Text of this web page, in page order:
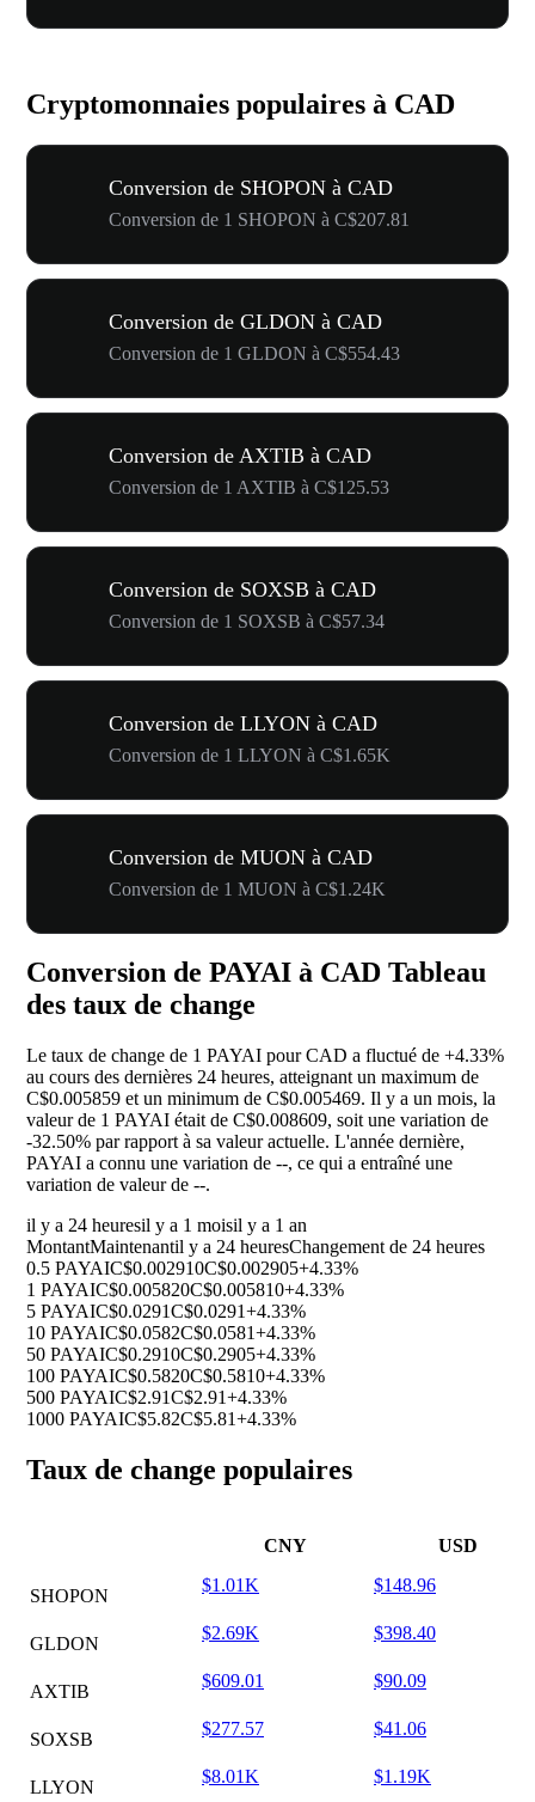
Cryptomonnaies populaires à CAD
Conversion de SHOPON à CAD
Conversion de 1 SHOPON à C$207.81
Conversion de GLDON à CAD
Conversion de 1 GLDON à C$554.43
Conversion de AXTIB à CAD
Conversion de 1 AXTIB à C$125.53
Conversion de SOXSB à CAD
Conversion de 1 SOXSB à C$57.34
Conversion de LLYON à CAD
Conversion de 1 LLYON à C$1.65K
Conversion de MUON à CAD
Conversion de 1 MUON à C$1.24K
Conversion de PAYAI à CAD Tableau
des taux de change
Le taux de change de 1 PAYAI pour CAD a fluctué de +4.33%
au cours des dernières 24 heures, atteignant un maximum de
C$0.005859 et un minimum de C$0.005469. Il y a un mois, la
valeur de 1 PAYAI était de C$0.008609, soit une variation de
-32.50% par rapport à sa valeur actuelle. L'année dernière,
PAYAI a connu une variation de --, ce qui a entraîné une
variation de valeur de --.
il y a 24 heuresil y a 1 moisil y a 1 an
MontantMaintenantil y a 24 heuresChangement de 24 heures
0.5 PAYAIC$0.002910C$0.002905+4.33%
1 PAYAIC$0.005820C$0.005810+4.33%
5 PAYAIC$0.0291C$0.0291+4.33%
10 PAYAIC$0.0582C$0.0581+4.33%
50 PAYAIC$0.2910C$0.2905+4.33%
100 PAYAIC$0.5820C$0.5810+4.33%
500 PAYAIC$2.91C$2.91+4.33%
1000 PAYAIC$5.82C$5.81+4.33%
Taux de change populaires
CNY USD
SHOPON
$1.01K $148.96
GLDON
$2.69K $398.40
AXTIB
$609.01 $90.09
SOXSB
$277.57 $41.06
LLYON
$8.01K $1.19K